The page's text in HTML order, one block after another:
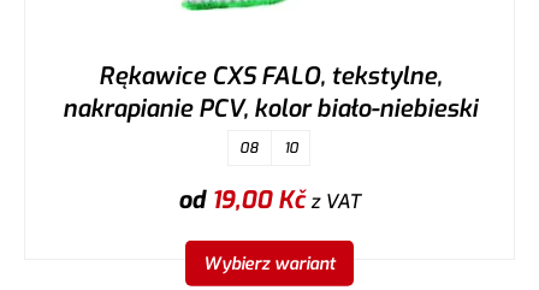
Rękawice CXS FALO, tekstylne,
nakrapianie PCV, kolor biało-niebieski
08 10
od 19,00Kčz VAT
Wybierz wariant